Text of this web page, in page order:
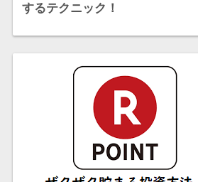
するテクニック！